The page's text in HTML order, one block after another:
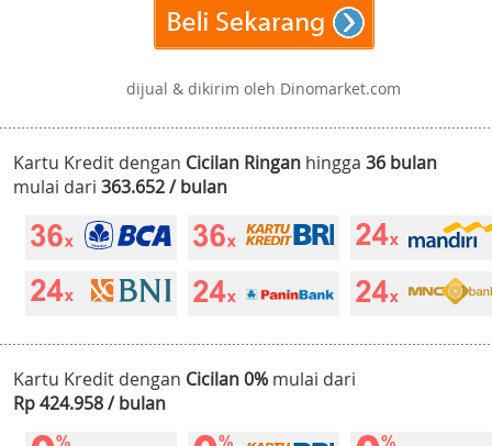
dijual & dikirim oleh Dinomarket.com
Kartu Kredit dengan Cicilan Ringan hingga 36 bulan
mulai dari 363.652 / bulan
Kartu Kredit dengan Cicilan 0% mulai dari
Rp 424.958 / bulan